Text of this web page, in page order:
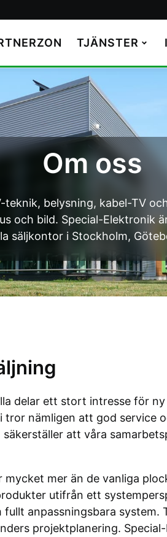
TJÄNSTER
Om oss
teknik, belysning, kabel-TV
och bild. Special-Elektronik
säljkontor i Stockholm,
delar ett stort intresse för
nämligen att god service
att våra
mer än de vanliga
utifrån ett
anpassningsbara
projektplanering.